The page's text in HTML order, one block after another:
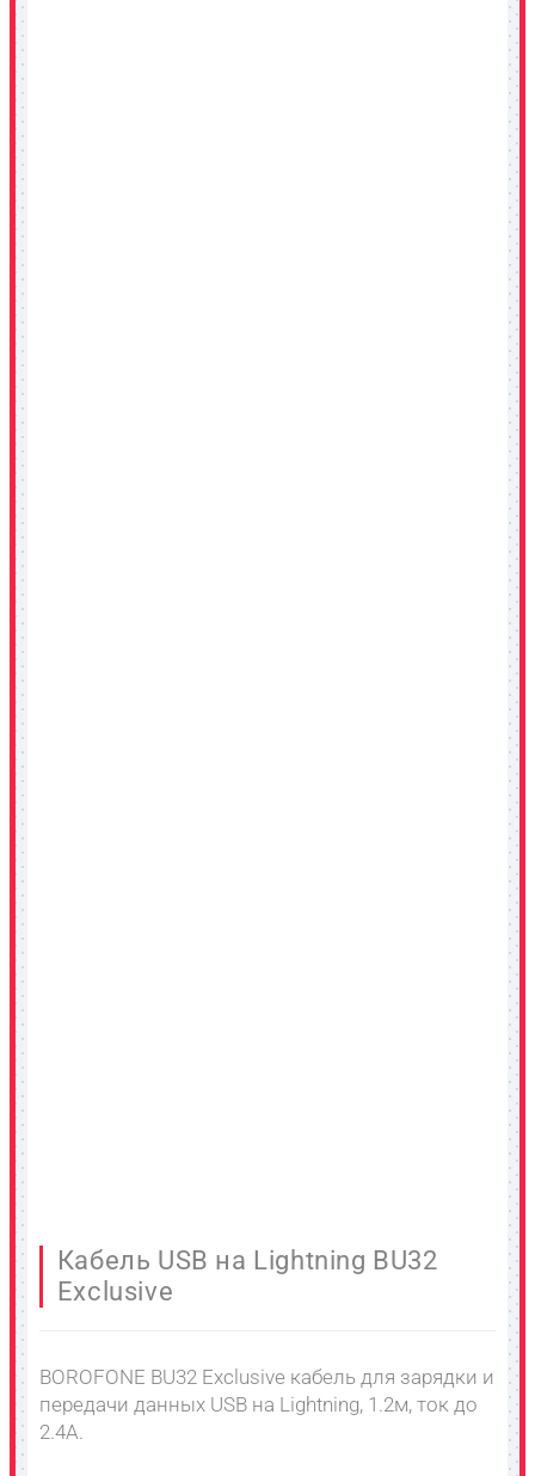
Кабель USB на Lightning BU32
Exclusive
BOROFONE BU32 Exclusive кабель для зарядки и
передачи данных USB на Lightning, 1.2м, ток до
2.4A.